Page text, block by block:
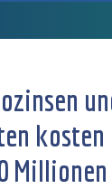
kosten
Millionen